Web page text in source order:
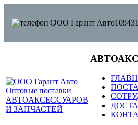
109431